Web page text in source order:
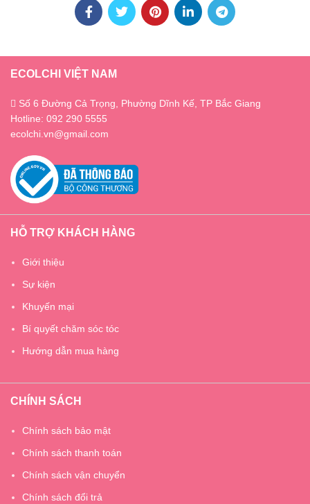
ECOLCHI VIỆT NAM
Số 6 Đường Cả Trọng, Phường Dĩnh Kế, TP Bắc Giang
Hotline: 092 290 5555
ecolchi.vn@gmail.com
HỖ TRỢ KHÁCH HÀNG
Giới thiệu
Sự kiện
Khuyến mại
Bí quyết chăm sóc tóc
Hướng dẫn mua hàng
CHÍNH SÁCH
Chính sách bảo mật
Chính sách thanh toán
Chính sách vận chuyển
Chính sách đổi trả